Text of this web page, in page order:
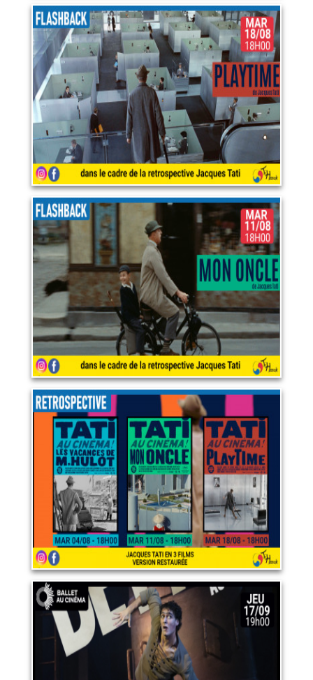
RETROSPECTIVE JACQUES
TATI : PLAYTIME
18 août 2026
LIRE PLUS
RETROSPECTIVE JACQUES
TATI : MON ONCLE
11 août 2026
LIRE PLUS
RETROSPECTIVE JACQUES
TATI
18 août 2026
LIRE PLUS
Ballet "Notre-Dame de Paris"
17 septembre 2026
LIRE PLUS